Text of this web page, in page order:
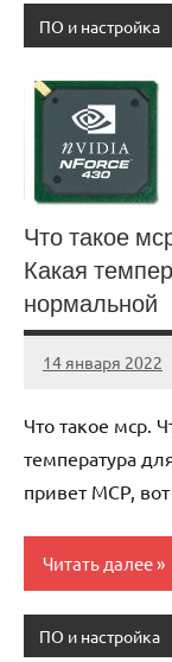
ПО и настройка
Что такое
Какая
нормальной
14 января 2022
immo_navi_ru
Нет
Что такое мср.
температура
привет MCP,
Читать далее
ПО и настройка